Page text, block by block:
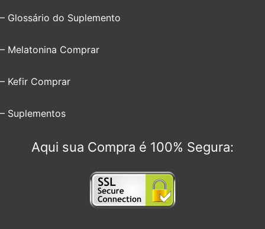
– Glossário do Suplemento
– Melatonina Comprar
– Kefir Comprar
– Suplementos
Aqui sua Compra é 100% Segura: